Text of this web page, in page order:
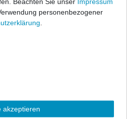
verstellbaren Winkel den
Die richtige Installation leitet die
den Innenraum vorzuwärmen und
zu enteisen. Alle WaveLine
ausgeliefert,
eine
ermöglicht.
personenbezogener
akzeptieren